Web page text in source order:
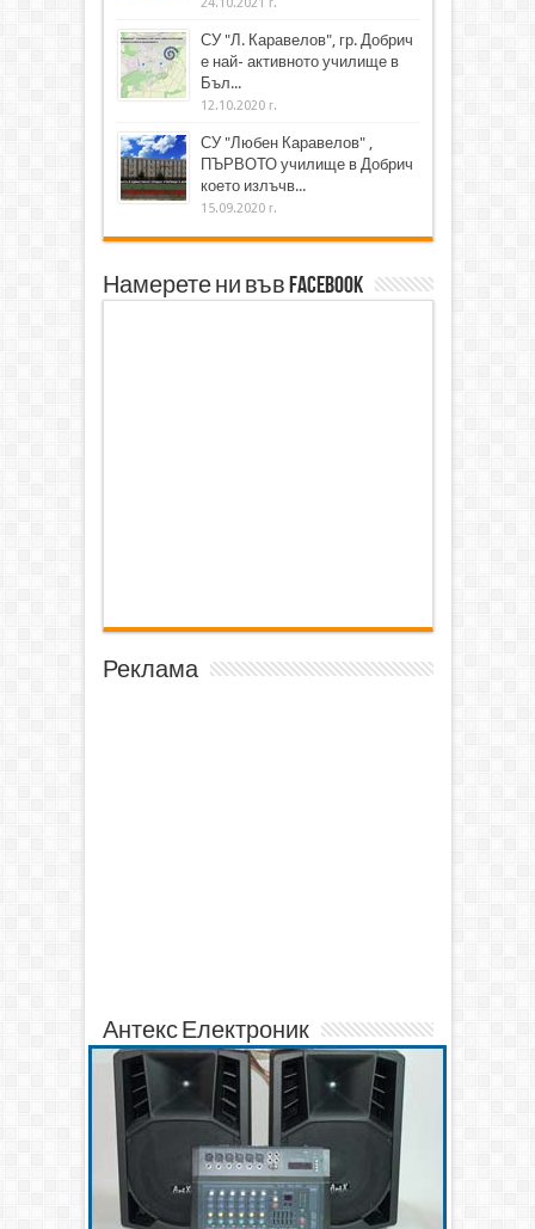
СУ "Л. Каравелов", гр. Добрич
е най- активното училище в
Бъл...
12.10.2020 г.
СУ "Любен Каравелов" ,
ПЪРВОТО училище в Добрич
което излъчв...
15.09.2020 г.
Намерете ни във Facebook
Реклама
Антекс Електроник